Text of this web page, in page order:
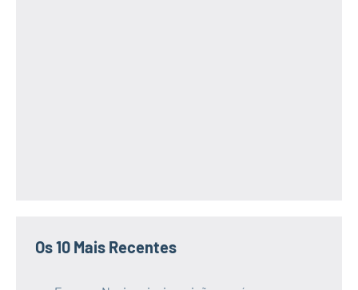
Os 10 Mais Recentes